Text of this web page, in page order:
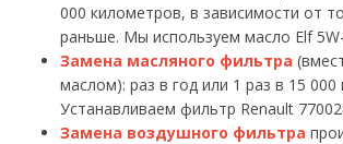
000 километров, в зависимости от
раньше. Мы используем масло Elf
Замена масляного фильтра
маслом): раз в год или 1 раз в 15 000
Устанавливаем фильтр Renault
Замена воздушного фильтра